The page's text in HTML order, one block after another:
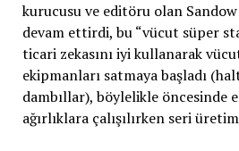
kurucusu ve editöru olan
devam ettirdi, bu “vücut süper
ticari zekasını iyi kullanarak
ekipmanları satmaya başladı
dambıllar), böylelikle öncesinde
ağırlıklara çalışılırken seri